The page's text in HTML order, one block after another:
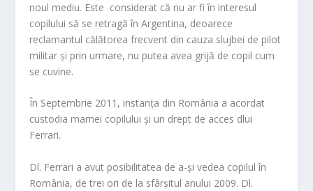
noul mediu. Este considerat că nu ar fi în interesul
copilului să se retragă în Argentina, deoarece
reclamantul călătorea frecvent din cauza slujbei de pilot
militar şi prin urmare, nu putea avea grijă de copil cum
se cuvine.
În Septembrie 2011, instanţa din România a acordat
custodia mamei copilului şi un drept de acces dlui
Ferrari.
Dl. Ferrari a avut posibilitatea de a-şi vedea copilul în
România, de trei ori de la sfârşitul anului 2009. Dl.